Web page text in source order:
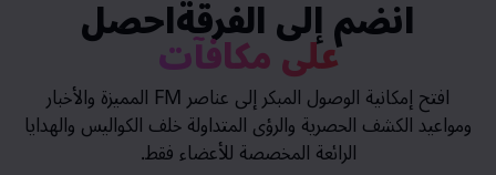
انضم إلى الفرقةاحصل
على مكافآت
افتح إمكانية الوصول المبكر إلى عناصر FM المميزة والأخبار
ومواعيد الكشف الحصرية والرؤى المتداولة خلف الكواليس والهدايا
الرائعة المخصصة للأعضاء فقط.